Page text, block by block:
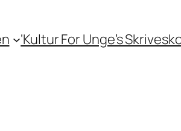
‘Kultur For Unge’s